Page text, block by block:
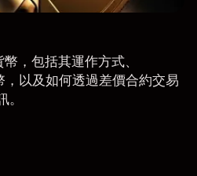
，包括其運作方式、
以及如何透過差價合約交易